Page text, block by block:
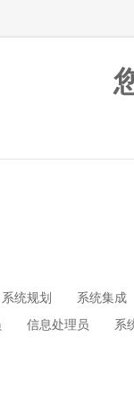
系统规划
系统集成
信息处理员 系